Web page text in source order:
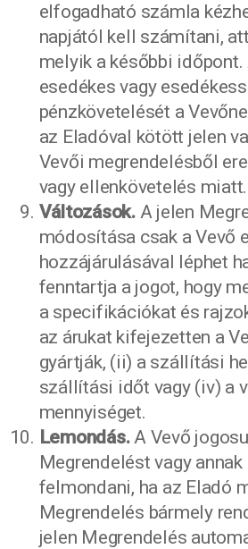
elfogadható számla
napjától kell számítani,
melyik a későbbi időpont.
esedékes vagy
pénzkövetelését a
az Eladóval kötött jelen
Vevői megrendelésből
vagy ellenkövetelés miatt.
Változások. A jelen
módosítása csak a Vevő
hozzájárulásával léphet
fenntartja a jogot, hogy
a specifikációkat és
az árukat kifejezetten a
gyártják, (ii) a szállítási
szállítási időt vagy (iv) a
mennyiséget.
Lemondás.A Vevő
Megrendelést vagy
felmondani, ha az Eladó
Megrendelés bármely
jelen Megrendelés